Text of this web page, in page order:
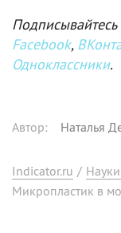
Facebook,
Одноклассники.
Автор: Наталья
Indicator.ru /
Микропластик в